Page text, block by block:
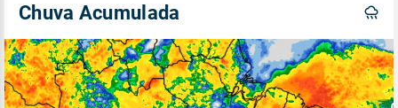
Chuva Acumulada